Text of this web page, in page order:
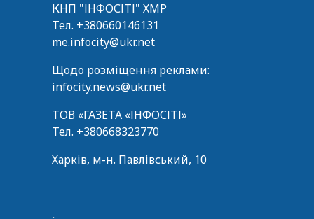
КНП "ІНФОСІТІ" ХМР
Тел. +380660146131
me.infocity@ukr.net
Щодо розміщення реклами:
infocity.news@ukr.net
ТОВ «ГАЗЕТА «ІНФОСІТІ»
Тел. +380668323770
Харків, м-н. Павлівський, 10